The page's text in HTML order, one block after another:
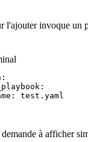
l'ajouter invoque un
test.yaml
à afficher